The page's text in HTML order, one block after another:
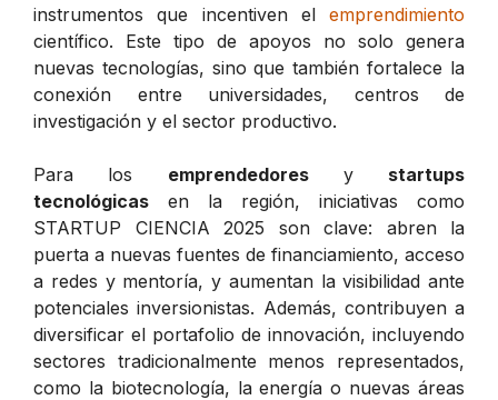
instrumentos que incentiven el emprendimiento
científico. Este tipo de apoyos no solo genera
nuevas tecnologías, sino que también fortalece la
conexión entre universidades, centros de
investigación y el sector productivo.
Para los emprendedoresy startups
tecnológicas en la región, iniciativas como
STARTUP CIENCIA 2025 son clave: abren la
puerta a nuevas fuentes de financiamiento, acceso
a redes y mentoría, y aumentan la visibilidad ante
potenciales inversionistas. Además, contribuyen a
diversificar el portafolio de innovación, incluyendo
sectores tradicionalmente menos representados,
como la biotecnología, la energía o nuevas áreas